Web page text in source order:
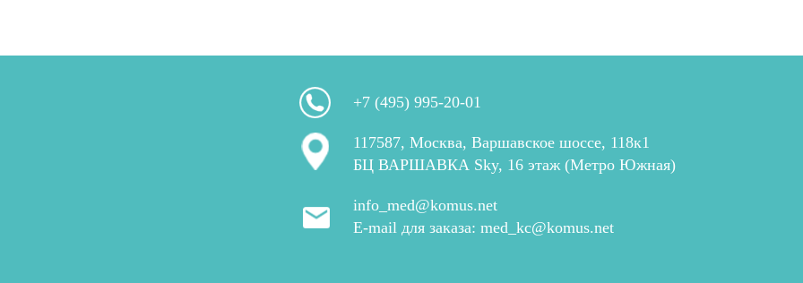
+7 (495) 995-20-01
117587, Москва, Варшавское шоссе, 118к1
БЦ ВАРШАВКА Sky, 16 этаж (Метро Южная)
info_med@komus.net
E-mail для заказа: med_kc@komus.net